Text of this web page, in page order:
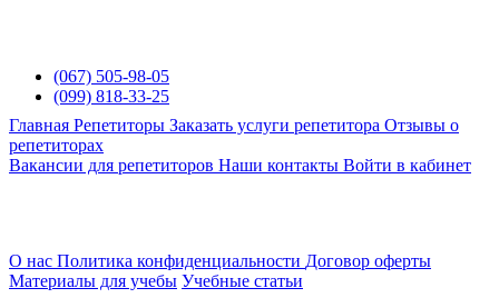
(067) 505-98-05
(099) 818-33-25
Главная Репетиторы Заказать услуги репетитора Отзывы о
репетиторах
Вакансии для репетиторов Наши контакты Войти в кабинет
О нас Политика конфиденциальности Договор оферты
Материалы для учебы Учебные статьи